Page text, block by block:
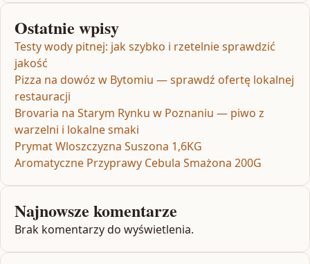
Ostatnie wpisy
Testy wody pitnej: jak szybko i rzetelnie sprawdzić
jakość
Pizza na dowóz w Bytomiu — sprawdź ofertę lokalnej
restauracji
Brovaria na Starym Rynku w Poznaniu — piwo z
warzelni i lokalne smaki
Prymat Wloszczyzna Suszona 1,6KG
Aromatyczne Przyprawy Cebula Smażona 200G
Najnowsze komentarze
Brak komentarzy do wyświetlenia.